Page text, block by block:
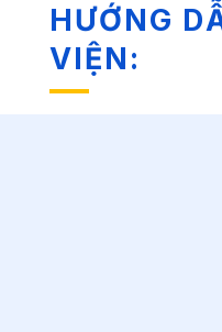
HƯỚNG
VIỆN: